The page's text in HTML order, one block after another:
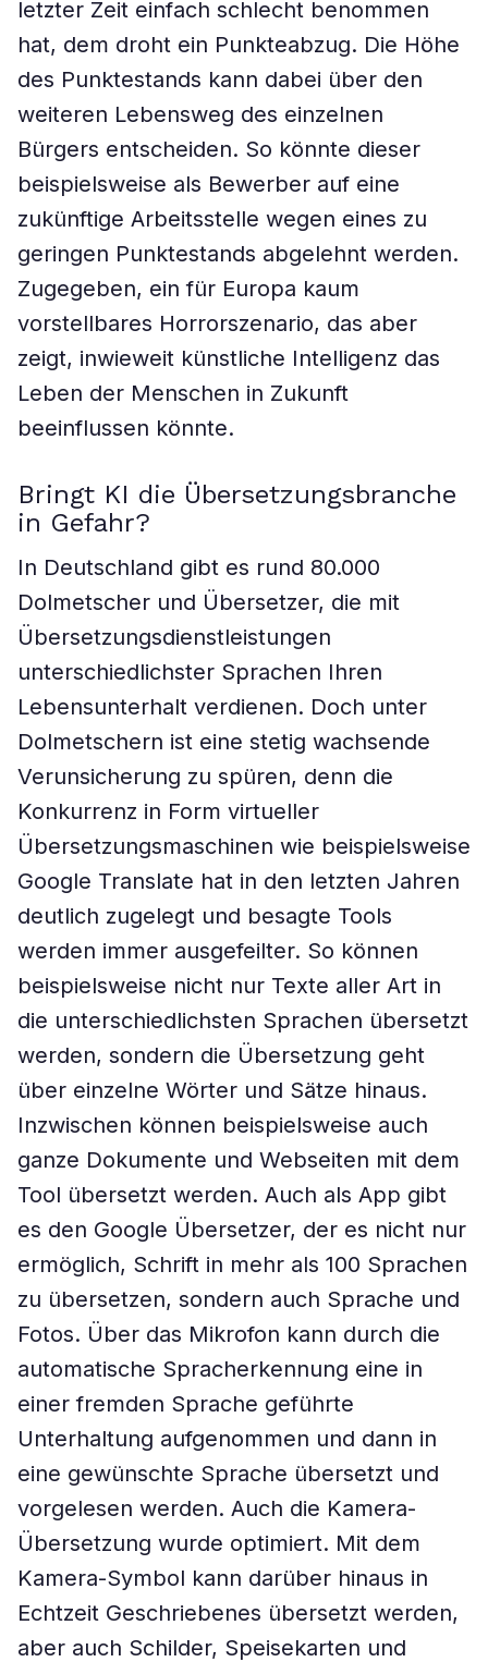
letzter Zeit einfach schlecht benommen
hat, dem droht ein Punkteabzug. Die Höhe
des Punktestands kann dabei über den
weiteren Lebensweg des einzelnen
Bürgers entscheiden. So könnte dieser
beispielsweise als Bewerber auf eine
zukünftige Arbeitsstelle wegen eines zu
geringen Punktestands abgelehnt werden.
Zugegeben, ein für Europa kaum
vorstellbares Horrorszenario, das aber
zeigt, inwieweit künstliche Intelligenz das
Leben der Menschen in Zukunft
beeinflussen könnte.
Bringt KI die Übersetzungsbranche
in Gefahr?
In Deutschland gibt es rund 80.000
Dolmetscher und Übersetzer, die mit
Übersetzungsdienstleistungen
unterschiedlichster Sprachen Ihren
Lebensunterhalt verdienen. Doch unter
Dolmetschern ist eine stetig wachsende
Verunsicherung zu spüren, denn die
Konkurrenz in Form virtueller
Übersetzungsmaschinen wie beispielsweise
Google Translate hat in den letzten Jahren
deutlich zugelegt und besagte Tools
werden immer ausgefeilter. So können
beispielsweise nicht nur Texte aller Art in
die unterschiedlichsten Sprachen übersetzt
werden, sondern die Übersetzung geht
über einzelne Wörter und Sätze hinaus.
Inzwischen können beispielsweise auch
ganze Dokumente und Webseiten mit dem
Tool übersetzt werden. Auch als App gibt
es den Google Übersetzer, der es nicht nur
ermöglich, Schrift in mehr als 100 Sprachen
zu übersetzen, sondern auch Sprache und
Fotos. Über das Mikrofon kann durch die
automatische Spracherkennung eine in
einer fremden Sprache geführte
Unterhaltung aufgenommen und dann in
eine gewünschte Sprache übersetzt und
vorgelesen werden. Auch die Kamera-
Übersetzung wurde optimiert. Mit dem
Kamera-Symbol kann darüber hinaus in
Echtzeit Geschriebenes übersetzt werden,
aber auch Schilder, Speisekarten und